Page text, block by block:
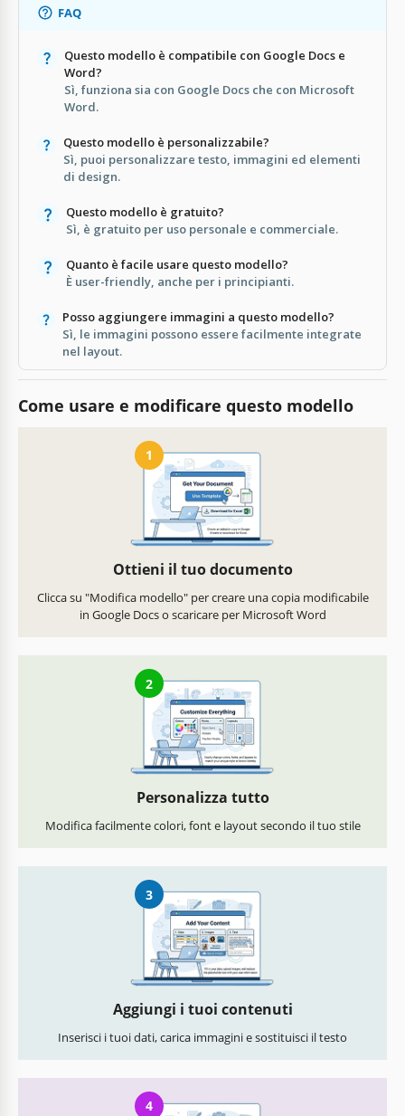
FAQ
Questo modello è compatibile con Google Docs e
Word?
Sì, funziona sia con Google Docs che con Microsoft
Word.
Questo modello è personalizzabile?
Sì, puoi personalizzare testo, immagini ed elementi
di design.
Questo modello è gratuito?
Sì, è gratuito per uso personale e commerciale.
Quanto è facile usare questo modello?
È user-friendly, anche per i principianti.
Posso aggiungere immagini a questo modello?
Sì, le immagini possono essere facilmente integrate
nel layout.
Come usare e modificare questo modello
1
Ottieni il tuo documento
Clicca su "Modifica modello" per creare una copia modificabile
in Google Docs o scaricare per Microsoft Word
2
Personalizza tutto
Modifica facilmente colori, font e layout secondo il tuo stile
3
Aggiungi i tuoi contenuti
Inserisci i tuoi dati, carica immagini e sostituisci il testo
4